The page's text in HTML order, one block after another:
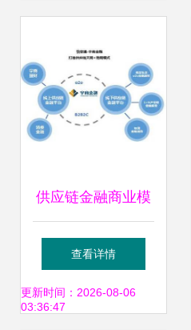
供应链金融商业模
式分析 以供应链管
理服务为核心，附
查看详情
更新时间：2026-08-06
03:36:47